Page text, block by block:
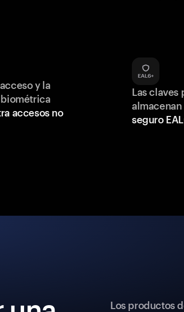
y la
accesos no
Las claves
almacenan
seguro
Los productos